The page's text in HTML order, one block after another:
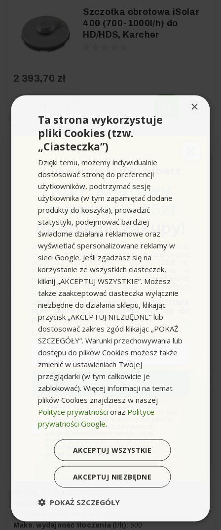
Szczotka obrotowa iSolar
400 (700-1000l/h) do
HD/HDS, Karcher
2 393,70 zł
Dostawa 0zł Wysyłka do 24h
PREMIUM 190-12 POWER
+ szczotka Power Patio
(190bar, 650l/h) myjka
Nilfisk 9w1 CORE Głowica
Mosiężna
(20)
Ciśnienie max [bar]: 190
Maks. wydajność tłoczenia (l/h): 650
Głowica pompy: mosiężna
Maks. temperatura doprowadzanej wody (°C):
2 397,99 zł -2 601,01 zł
4 999,00 zł Sugerowana cena producenta
+
Dostawa 0zł Wysyłka do 24h
HD 5/15 C + TURBODYSZA
MYJKA KARCHER
(3)
Napięcie (Ph/V/Hz): 1 / 230 / 50
Ciśnienie robocze (bar):
Maks. wydajność tłoczenia (l/h): 500
×
Ta strona wykorzystuje
pliki Cookies (tzw.
„Ciasteczka”)
Dzięki temu, możemy indywidualnie
dostosować stronę do preferencji
użytkowników, podtrzymać sesję
użytkownika (w tym zapamiętać dodane
produkty do koszyka), prowadzić
statystyki, podejmować bardziej
świadome działania reklamowe oraz
wyświetlać spersonalizowane reklamy w
sieci Google. Jeśli zgadzasz się na
korzystanie ze wszystkich ciasteczek,
kliknij „AKCEPTUJ WSZYSTKIE”. Możesz
także zaakceptować ciasteczka wyłącznie
niezbędne do działania sklepu, klikając
przycisk „AKCEPTUJ NIEZBĘDNE” lub
dostosować zakres zgód klikając „POKAŻ
SZCZEGÓŁY”. Warunki przechowywania lub
dostępu do plików Cookies możesz także
zmienić w ustawieniach Twojej
przeglądarki (w tym całkowicie je
zablokować). Więcej informacji na temat
plików Cookies znajdziesz w naszej
Polityce prywatności oraz Polityce
prywatności Google.
AKCEPTUJ WSZYSTKIE
AKCEPTUJ NIEZBĘDNE
POKAŻ SZCZEGÓŁY
Zrób pierwszy krok i odbierz
Kod rabatowy
o wartości 25zł
na kolejne zakupy!
Zapisz się do newslettera, załóż konto i dokonaj
pierwszych zakupów. W ramach podziękowania
otrzymasz kod rabatowy o wartości
wykorzystania przy kolejnym zamówieniu w
naszym sklepie (minimalna wartość zamówienia
to 100zł przed naliczeniem rabatu). Kod nie łączy
się z innymi kodami rabatowymi.
Zapisując się do naszego newslettera
jako pierwszy otrzymasz dostęp do
promocyjnych ofert i rabatów.
Zapisuję się
zgodaWyrażam zgodę na przetwarzanie moich
danych osobowych w postaci adresu e-mail oraz
na przesyłanie na podany przeze mnie adres e-
mail informacji handlowej o produktach i
Newsletter przez ocean.com sp. z o.o. sp. k.
Zapoznałem/łam się i akceptuję politykę
prywatności. *(wymagane)